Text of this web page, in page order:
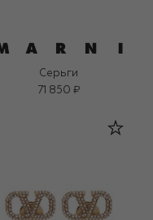
Серьги
71 850 ₽